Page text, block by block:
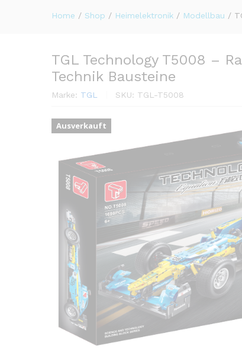
Home / Shop / Heimelektronik / Modellbau /
TGL Technology T5008 –
Technik Bausteine
Marke: TGL SKU: TGL-T5008
Ausverkauft